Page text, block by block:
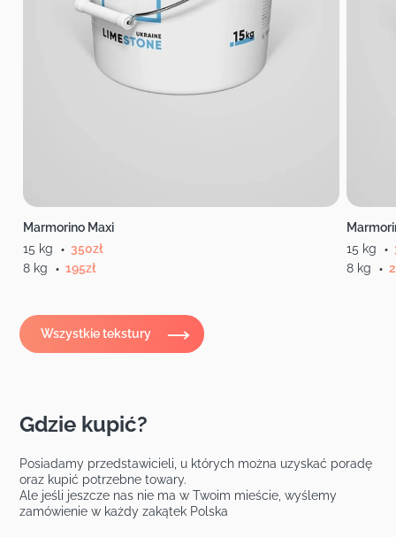
Marmorino Maxi
15 kg
350zł
8 kg
195zł
15 kg
8 kg
Wszystkie tekstury
Gdzie kupić?
Posiadamy przedstawicieli, u których można uzyskać poradę
oraz kupić potrzebne towary.
Ale jeśli jeszcze nas nie ma w Twoim mieście, wyślemy
zamówienie w każdy zakątek Polska